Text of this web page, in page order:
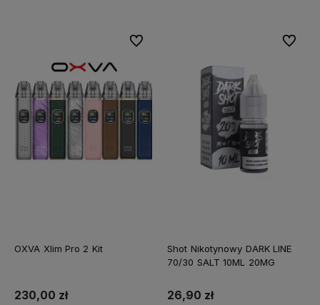
OXVA Xlim Pro 2 Kit
230,00 zł
Do ulubionych
Shot Nikotynowy DARK LINE
70/30 SALT 10ML 20MG
26,90 zł
Do